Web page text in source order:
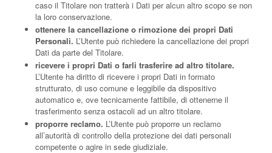
caso il Titolare non tratterà i Dati per alcun altro scopo se non
la loro conservazione.
ottenere la cancellazione o rimozione dei propri Dati
Personali. L’Utente può richiedere la cancellazione dei propri
Dati da parte del Titolare.
ricevere i propri Dati o farli trasferire ad altro titolare.
L’Utente ha diritto di ricevere i propri Dati in formato
strutturato, di uso comune e leggibile da dispositivo
automatico e, ove tecnicamente fattibile, di ottenerne il
trasferimento senza ostacoli ad un altro titolare.
proporre reclamo. L’Utente può proporre un reclamo
all’autorità di controllo della protezione dei dati personali
competente o agire in sede giudiziale.